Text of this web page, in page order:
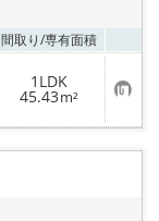
間取り/専有面積
1LDK
45.43m² お
気
に
り